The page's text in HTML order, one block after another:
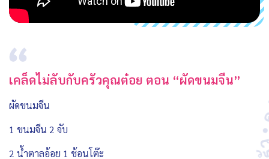
เคล็ดไม่ลับกับครัวคุณต๋อย ตอน “ผัดขนมจีน”
ผัดขนมจีน
1 ขนมจีน 2 จับ
2 น้ำตาลอ้อย 1 ช้อนโต๊ะ